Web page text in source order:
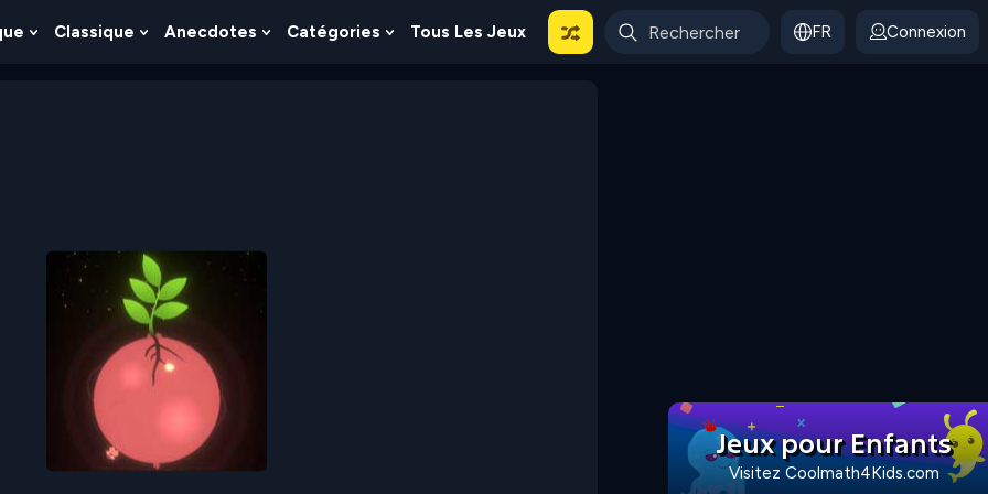
Show
Classique
Show
Anecdotes
Show
Catégories
Show
Tous Les Jeux FR Connexion
Jeux pour Enfants
Visitez Coolmath4Kids.com